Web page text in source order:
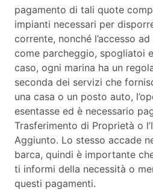
pagamento di tali quote
impianti necessari per
corrente, nonché l’accesso
come parcheggio, spogliatoi
caso, ogni marina ha un
seconda dei servizi che
una casa o un posto auto,
esentasse ed è necessario
Trasferimento di Proprietà o
Aggiunto. Lo stesso accade
barca, quindi è importante
ti informi della necessità o
questi pagamenti.